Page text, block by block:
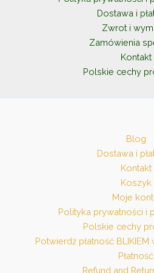
produktu
Dostawa i
Zwrot i
Zamówienia
Kontakt
Polskie cechy
Blog
Dostawa i
Kontakt
Koszyk
Moje
Polityka prywatności i
Polskie cechy
Potwierdź płatność
Płatność
Refund and